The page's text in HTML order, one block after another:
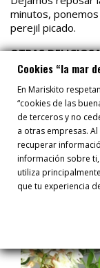
minutos,
perejil picado.
OTRAS
Bonito en
Tataki de bonito
Ventresca de
Cookies “la mar
En Mariskito
“cookies de las
de terceros y no
a otras empresas.
recuperar
información sobre
utiliza
que tu experiencia